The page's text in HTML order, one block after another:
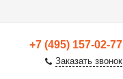
+7 (495) 157-02-77
Заказать звонок